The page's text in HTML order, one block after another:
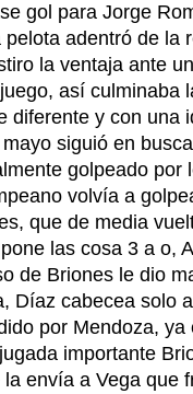
gol para Jorge
adentró de la
la ventaja ante
así culminaba
diferente y con una
siguió en
golpeado por
volvía a
que de media
las cosa 3 a o,
de Briones le dio
Díaz cabecea solo
por Mendoza,
importante
envía a Vega que